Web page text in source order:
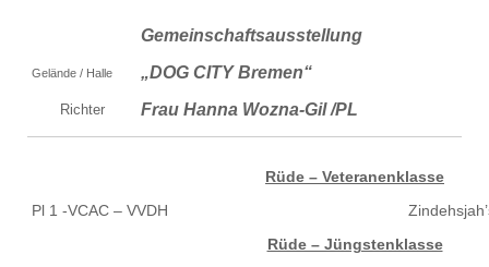
Gemeinschaftsausstellung
Gelände / Halle „DOG CITY Bremen“
Richter Frau Hanna Wozna-Gil /PL
Rüde – Veteranenklasse
Pl 1 -VCAC – VVDH
Rüde – Jüngstenklasse